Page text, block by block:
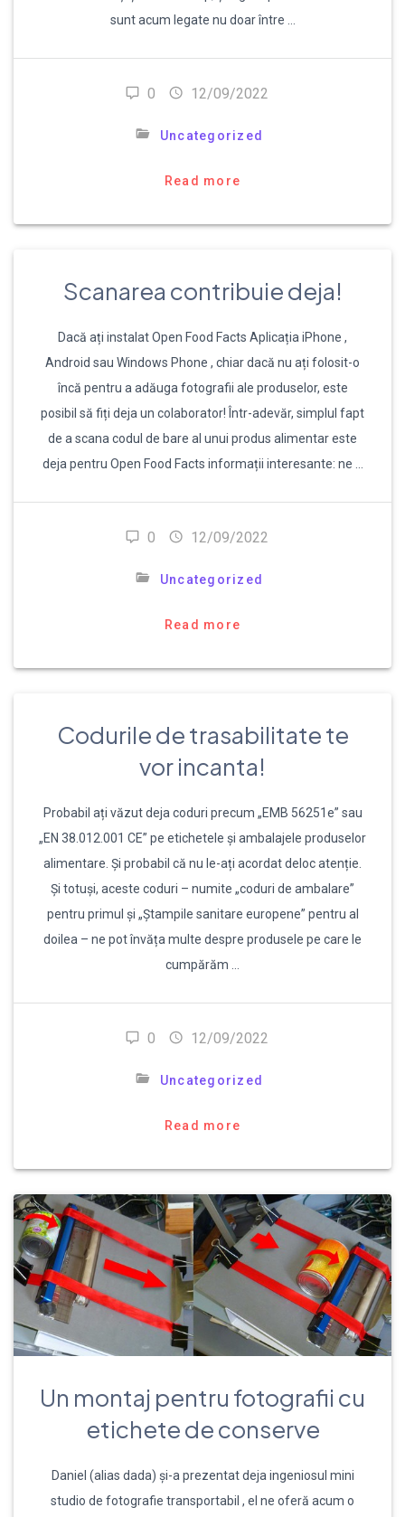
sunt acum legate nu doar între …
0 12/09/2022
Uncategorized
Read more
Scanarea contribuie deja!
Dacă ați instalat Open Food Facts Aplicația iPhone ,
Android sau Windows Phone , chiar dacă nu ați folosit-o
încă pentru a adăuga fotografii ale produselor, este
posibil să fiți deja un colaborator! Într-adevăr, simplul fapt
de a scana codul de bare al unui produs alimentar este
deja pentru Open Food Facts informații interesante: ne …
0 12/09/2022
Uncategorized
Read more
Codurile de trasabilitate te
vor incanta!
Probabil ați văzut deja coduri precum „EMB 56251e” sau
„EN 38.012.001 CE” pe etichetele și ambalajele produselor
alimentare. Și probabil că nu le-ați acordat deloc atenție.
Și totuși, aceste coduri – numite „coduri de ambalare”
pentru primul și „Ștampile sanitare europene” pentru al
doilea – ne pot învăța multe despre produsele pe care le
cumpărăm …
0 12/09/2022
Uncategorized
Read more
Un montaj pentru fotografii cu
etichete de conserve
Daniel (alias dada) și-a prezentat deja ingeniosul mini
studio de fotografie transportabil , el ne oferă acum o